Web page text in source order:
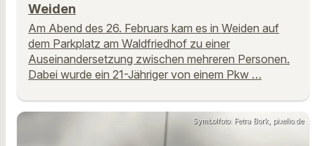
Weiden
Am Abend des 26. Februars kam es in Weiden auf
dem Parkplatz am Waldfriedhof zu einer
Auseinandersetzung zwischen mehreren Personen.
Dabei wurde ein 21-Jähriger von einem Pkw …
Symbolfoto: Petra Bork, pixelio.de